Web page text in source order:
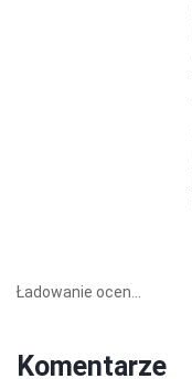
Ładowanie ocen...
Komentarze